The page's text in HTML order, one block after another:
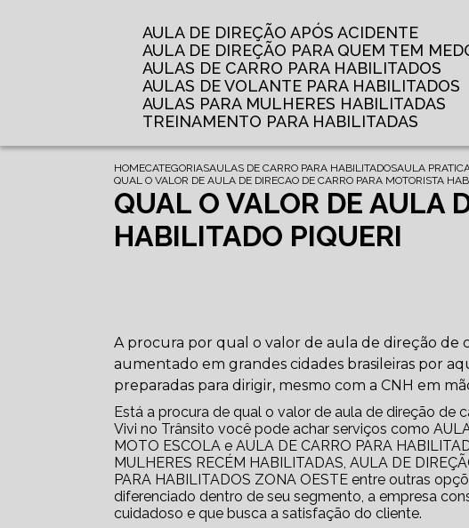
AULA DE DIREÇÃO APÓS ACIDENTE
AULA DE DIREÇÃO PARA QUEM TEM
AULAS DE CARRO PARA HABILITADOS
AULAS DE VOLANTE PARA HABILITADOS
AULAS PARA MULHERES HABILITADAS
TREINAMENTO PARA HABILITADAS
HOMECATEGORIASAULAS DE CARRO PARA HABILITADOSAULA
QUAL O VALOR DE AULA DE DIRECAO DE CARRO PARA MOTORISTA
QUAL O VALOR DE AULA
HABILITADO PIQUERI
A procura por qual o valor de aula de direção
aumentado em grandes cidades brasileiras por
preparadas para dirigir, mesmo com a CNH em
Está a procura de qual o valor de aula de direção de
Vivi no Trânsito você pode achar serviços como
MOTO ESCOLA e AULA DE CARRO PARA
MULHERES RECÉM HABILITADAS, AULA DE
PARA HABILITADOS ZONA OESTE entre outras
diferenciado dentro de seu segmento, a empresa
cuidadoso e que busca a satisfação do cliente.